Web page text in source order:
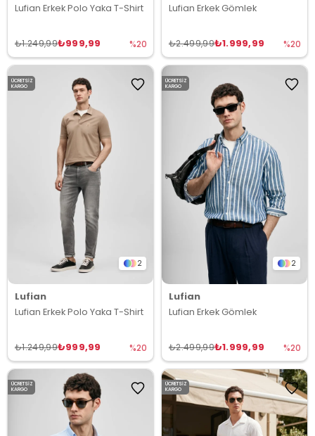
Lufian Erkek Polo Yaka T-Shirt
₺999,99
₺1.249,99 %20
Lufian Erkek Gömlek
₺1.999,99
₺2.499,99 %20
2
Lufian
Lufian Erkek Polo Yaka T-Shirt
₺999,99
₺1.249,99 %20
ÜCRETSIZ
KARGO
2
Lufian
Lufian Erkek Gömlek
₺1.999,99
₺2.499,99 %20
ÜCRETSIZ
KARGO
ÜCRETSIZ
KARGO
ÜCRETSIZ
KARGO